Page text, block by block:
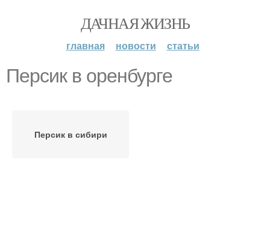
ДАЧНАЯ ЖИЗНЬ
главная новости статьи
Персик в оренбурге
Персик в сибири